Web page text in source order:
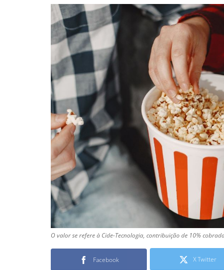
O valor se refere à Cide-Tecnologia, contribuição de 10%
Facebook X Twitter